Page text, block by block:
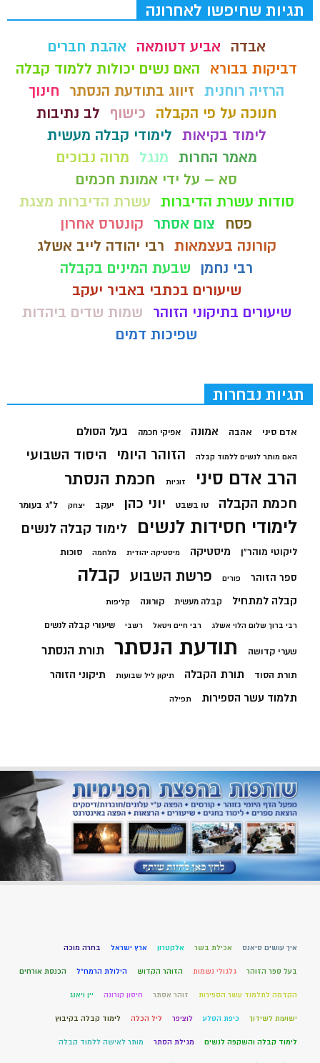
תגיות שחיפשו לאחרונה
אבדה אביע דטומאה
אהבת חברים
דביקות בבורא
האם נשים יכולות ללמוד קבלה
הרזיה רוחנית זיווג בתודעת הנסתר
חינוך
חנוכה על פי הקבלה
כישוף
לב נתיבות
לימוד בקיאות לימודי קבלה מעשית
מאמר החרות מנגל
מרוה נבוכים
סא – על ידי אמונת חכמים
סודות עשרת הדיברות עשרת הדיברות מצגת
פסח
צום אסתר
קונטרס אחרון
קורונה בעצמאות רבי יהודה לייב אשלג
רבי נחמן
שבעת המינים בקבלה
שיעורים בכתבי באביר יעקב
שיעורים בתיקוני הזוהר
שמות שדים ביהדות
שפיכות דמים
תגיות נבחרות
אדם סיני אהבה אמונה אפיקי חכמה בעל הסולם
האם מותר לנשים ללמוד קבלה הזוהר היומי היסוד השבועי
הרב אדם סיני זוגיות חכמת הנסתר
חכמת הקבלה טו בשבט יוני כהן יעקב יצחק ל"ג בעומר
לימודי חסידות לנשים לימוד קבלה לנשים
ליקוטי מוהר"ן מיסטיקה מיסטיקה יהודית מלחמה סוכות
ספר הזוהר פורים פרשת השבוע קבלה
קבלה למתחיל קבלה מעשית קורונה קליפות
רבי ברוך שלום הלוי אשלג רבי חיים ויטאל רשבי שיעורי קבלה לנשים
שערי קדושה תודעת הנסתר תורת הנסתר
תורת הסוד תורת הקבלה תיקון ליל שבועות תיקוני הזוהר
תלמוד עשר הספירות תפילה
איך עושים סיאנס אכילת בשר אלקטרון ארץ ישראל בחרה מוכה
בעל ספר הזוהר גלגולי נשמות הזוהר הקדוש הילולת הרמח"ל הכנסת אורחים
הקדמה לתלמוד עשר הספירות זוהר אסתר חיסון קורונה יין ויאנג
ישועות לשידוך כיפת הסלע לוציפר ליל הכלה לימוד קבלה בקיבוץ
לימוד קבלה והשקפה לנשים מגילת הסתר מותר לאישה ללמוד קבלה